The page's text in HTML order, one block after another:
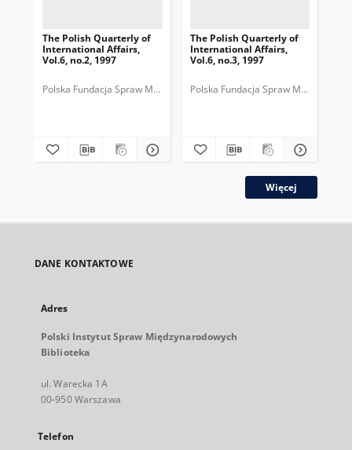
The Polish Quarterly of
International Affairs,
Vol.6, no.2, 1997
Polska Fundacja Spraw Międzynarodowych.
The Polish Quarterly of
International Affairs,
Vol.6, no.3, 1997
Polska Fundacja Spraw
Więcej
DANE KONTAKTOWE
Adres
Polski Instytut Spraw Międzynarodowych
Biblioteka
ul. Warecka 1A
00-950 Warszawa
Telefon